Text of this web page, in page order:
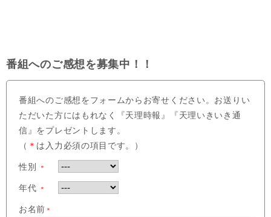
番組へのご感想を募集中！！
番組へのご感想をフォームからお寄せください。お送りい
ただいた方にはもれなく『天理時報』『天理いきいき通
信』をプレゼントします。
（ ＊ は入力必須の項目です。）
性別 ＊
年代 ＊
お名前 ＊